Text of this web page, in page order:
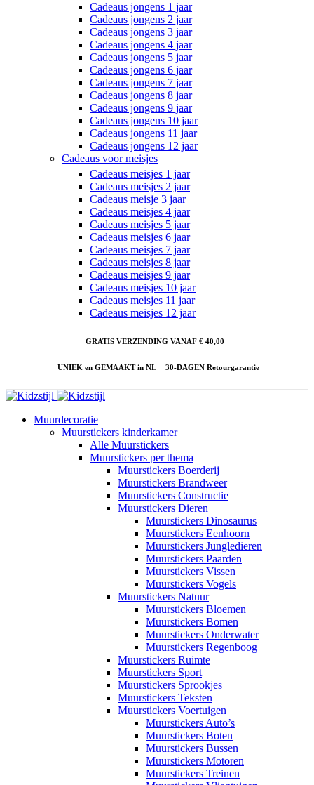
Cadeaus jongens 1 jaar
Cadeaus jongens 2 jaar
Cadeaus jongens 3 jaar
Cadeaus jongens 4 jaar
Cadeaus jongens 5 jaar
Cadeaus jongens 6 jaar
Cadeaus jongens 7 jaar
Cadeaus jongens 8 jaar
Cadeaus jongens 9 jaar
Cadeaus jongens 10 jaar
Cadeaus jongens 11 jaar
Cadeaus jongens 12 jaar
Cadeaus voor meisjes
Cadeaus meisjes 1 jaar
Cadeaus meisjes 2 jaar
Cadeaus meisje 3 jaar
Cadeaus meisjes 4 jaar
Cadeaus meisjes 5 jaar
Cadeaus meisjes 6 jaar
Cadeaus meisjes 7 jaar
Cadeaus meisjes 8 jaar
Cadeaus meisjes 9 jaar
Cadeaus meisjes 10 jaar
Cadeaus meisjes 11 jaar
Cadeaus meisjes 12 jaar
GRATIS VERZENDING VANAF € 40,00
UNIEK en GEMAAKT in NL 30-DAGEN Retourgarantie
Muurdecoratie
Muurstickers kinderkamer
Alle Muurstickers
Muurstickers per thema
Muurstickers Boerderij
Muurstickers Brandweer
Muurstickers Constructie
Muurstickers Dieren
Muurstickers Dinosaurus
Muurstickers Eenhoorn
Muurstickers Jungledieren
Muurstickers Paarden
Muurstickers Vissen
Muurstickers Vogels
Muurstickers Natuur
Muurstickers Bloemen
Muurstickers Bomen
Muurstickers Onderwater
Muurstickers Regenboog
Muurstickers Ruimte
Muurstickers Sport
Muurstickers Sprookjes
Muurstickers Teksten
Muurstickers Voertuigen
Muurstickers Auto’s
Muurstickers Boten
Muurstickers Bussen
Muurstickers Motoren
Muurstickers Treinen